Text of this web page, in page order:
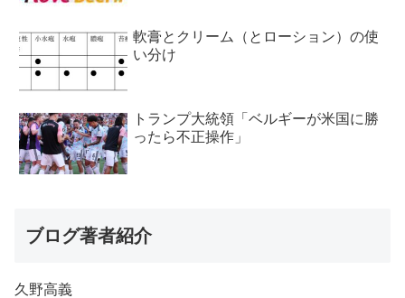
軟膏とクリーム（とローション）の使
い分け
トランプ大統領「ベルギーが米国に勝
ったら不正操作」
ブログ著者紹介
久野高義